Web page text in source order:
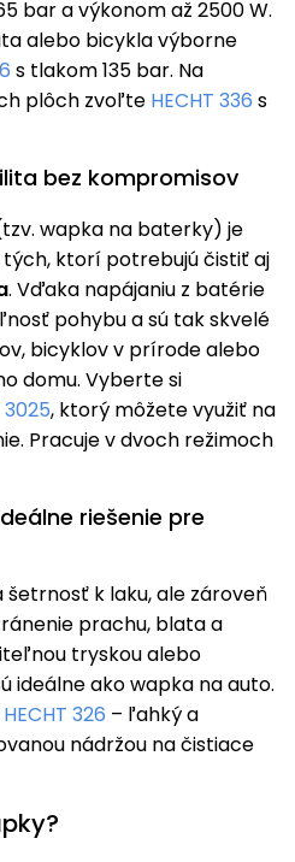
bar a výkonom až 2500 W.
alebo bicykla výborne
s tlakom 135 bar. Na
plôch zvoľte HECHT 336 s
bez kompromisov
wapka na baterky) je
ktorí potrebujú čistiť aj
. Vďaka napájaniu z batérie
pohybu a sú tak skvelé
bicyklov v prírode alebo
domu. Vyberte si
3025, ktorý môžete využiť na
Pracuje v dvoch režimoch
riešenie pre
k laku, ale zároveň
prachu, blata a
tryskou alebo
ideálne ako wapka na auto.
HECHT 326 – ľahký a
nádržou na čistiace